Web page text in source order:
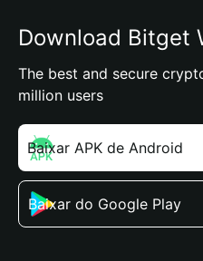
Download Bitget
The best and secure
million users
Baixar APK de Android
Baixar do Google Play